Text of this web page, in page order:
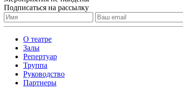
Подписаться на рассылку
О театре
Залы
Репертуар
Труппа
Руководство
Партнеры